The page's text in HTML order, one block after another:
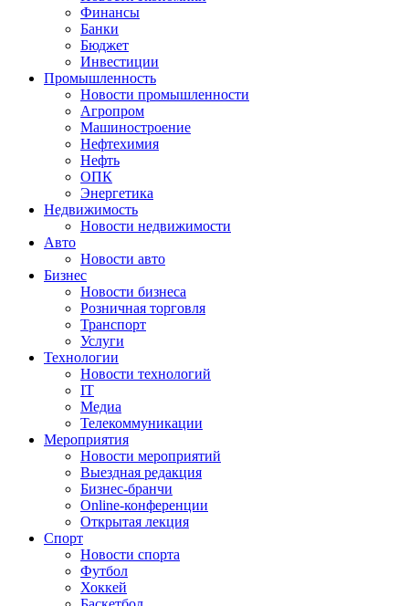
Финансы
Банки
Бюджет
Инвестиции
Промышленность
Новости промышленности
Агропром
Машиностроение
Нефтехимия
Нефть
ОПК
Энергетика
Недвижимость
Новости недвижимости
Авто
Новости авто
Бизнес
Новости бизнеса
Розничная торговля
Транспорт
Услуги
Технологии
Новости технологий
IT
Медиа
Телекоммуникации
Мероприятия
Новости мероприятий
Выездная редакция
Бизнес-бранчи
Online-конференции
Открытая лекция
Спорт
Новости спорта
Футбол
Хоккей